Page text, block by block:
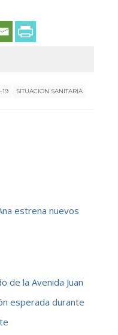
19 SITUACION SANITARIA
estrena nuevos
de la Avenida Juan
esperada durante